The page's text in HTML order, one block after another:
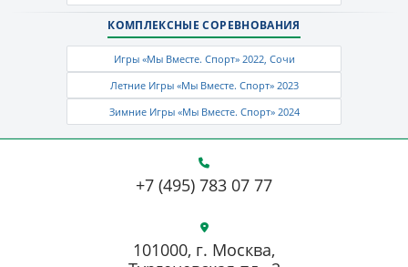
КОМПЛЕКСНЫЕ СОРЕВНОВАНИЯ
Игры «Мы Вместе. Спорт» 2022, Сочи
Летние Игры «Мы Вместе. Спорт» 2023
Зимние Игры «Мы Вместе. Спорт» 2024
+7 (495) 783 07 77
101000, г. Москва,